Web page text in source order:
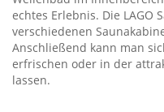
echtes Erlebnis. Die LAGO
verschiedenen
Anschließend kann man
erfrischen oder in der
lassen.